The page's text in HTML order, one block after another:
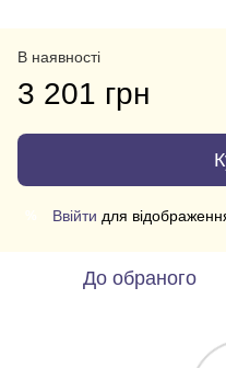
В наявності
3 201 грн
Ввійти для
До обраного